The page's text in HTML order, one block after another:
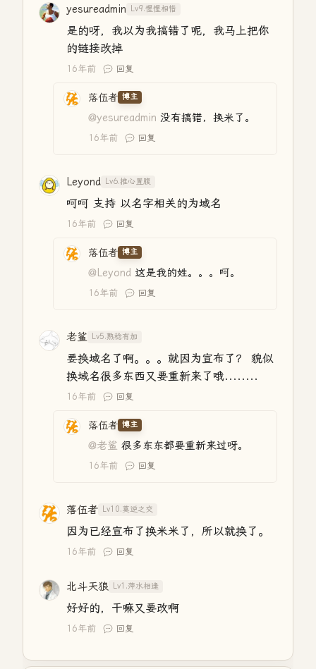
yesureadmin Lv9.惺惺相惜
是的呀，我以为我搞错了呢，我马上把你
的链接改掉
16年前 回复
落伍者 博主
@yesureadmin 没有搞错，换米了。
16年前 回复
Leyond Lv6.推心置腹
呵呵 支持 以名字相关的为域名
16年前 回复
落伍者 博主
@Leyond 这是我的姓。。。呵。
16年前 回复
老鲨 Lv5.熟稔有加
要换域名了啊。。。就因为宣布了？ 貌似
换域名很多东西又要重新来了哦........
16年前 回复
落伍者 博主
@老鲨 很多东东都要重新来过呀。
16年前 回复
落伍者 Lv10.莫逆之交
因为已经宣布了换米米了，所以就换了。
16年前 回复
北斗天狼 Lv1.萍水相逢
好好的，干嘛又要改啊
16年前 回复